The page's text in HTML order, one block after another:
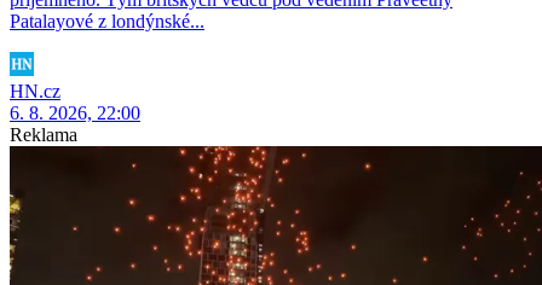
Patalayové z londýnské...
HN.cz
6. 8. 2026, 22:00
Reklama